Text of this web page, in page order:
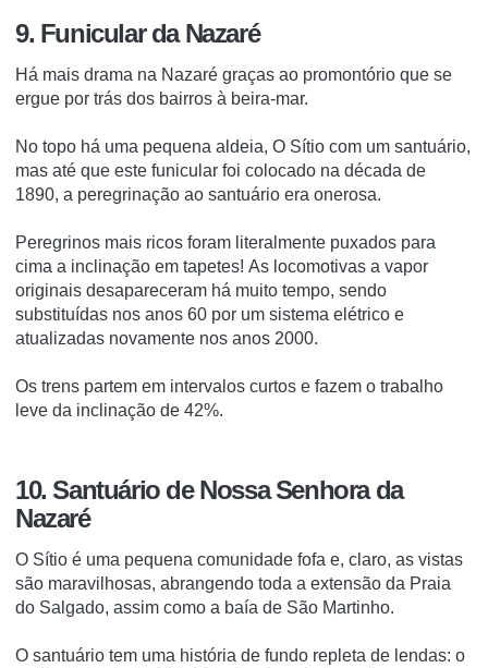
9. Funicular da Nazaré
Há mais drama na Nazaré graças ao promontório que se
ergue por trás dos bairros à beira-mar.
No topo há uma pequena aldeia, O Sítio com um santuário,
mas até que este funicular foi colocado na década de
1890, a peregrinação ao santuário era onerosa.
Peregrinos mais ricos foram literalmente puxados para
cima a inclinação em tapetes! As locomotivas a vapor
originais desapareceram há muito tempo, sendo
substituídas nos anos 60 por um sistema elétrico e
atualizadas novamente nos anos 2000.
Os trens partem em intervalos curtos e fazem o trabalho
leve da inclinação de 42%.
10. Santuário de Nossa Senhora da
Nazaré
O Sítio é uma pequena comunidade fofa e, claro, as vistas
são maravilhosas, abrangendo toda a extensão da Praia
do Salgado, assim como a baía de São Martinho.
O santuário tem uma história de fundo repleta de lendas: o